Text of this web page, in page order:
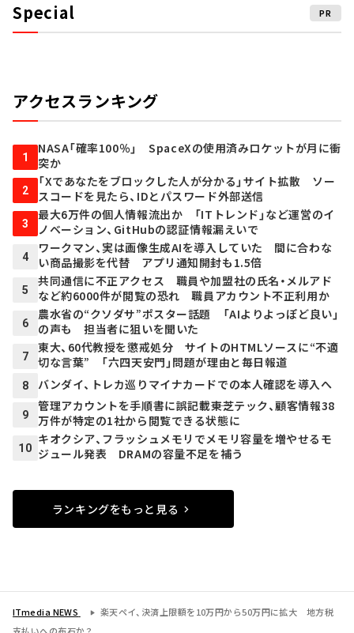
Special PR
アクセスランキング
1
NASA「確率100％」 SpaceXの使用済みロケットが月に衝
突か
2
「Xであなたをブロックした人が分かる」サイト拡散 ソー
スコードを見たら、IDとパスワード外部送信
3
最大6万件の個人情報流出か 「ITトレンド」など運営のイ
ノベーション、GitHubの認証情報漏えいで
4
ワークマン、実は画像生成AIを導入していた 間に合わな
い商品撮影を代替 アプリ通知開封も1.5倍
5
共同通信に不正アクセス 職員や加盟社の氏名・メルアド
など約6000件が閲覧の恐れ 職員アカウント不正利用か
6
農水省の“クソダサ”ポスター話題 「AIよりよっぽど良い」
の声も 担当者に狙いを聞いた
7
東大、60代教授を懲戒処分 サイトのHTMLソースに“不適
切な言葉” 「六四天安門」問題が理由と毎日報道
8 バンダイ、トレカ巡りマイナカードでの本人確認を導入へ
9
管理アカウントを手順書に誤記載――東芝テック、顧客情報38
万件が特定の1社から閲覧できる状態に
10
キオクシア、フラッシュメモリでメモリ容量を増やせるモ
ジュール発表 DRAMの容量不足を補う
ランキングをもっと見る
ITmedia NEWS
楽天ペイ、決済上限額を10万円から50万円に拡大 地方税